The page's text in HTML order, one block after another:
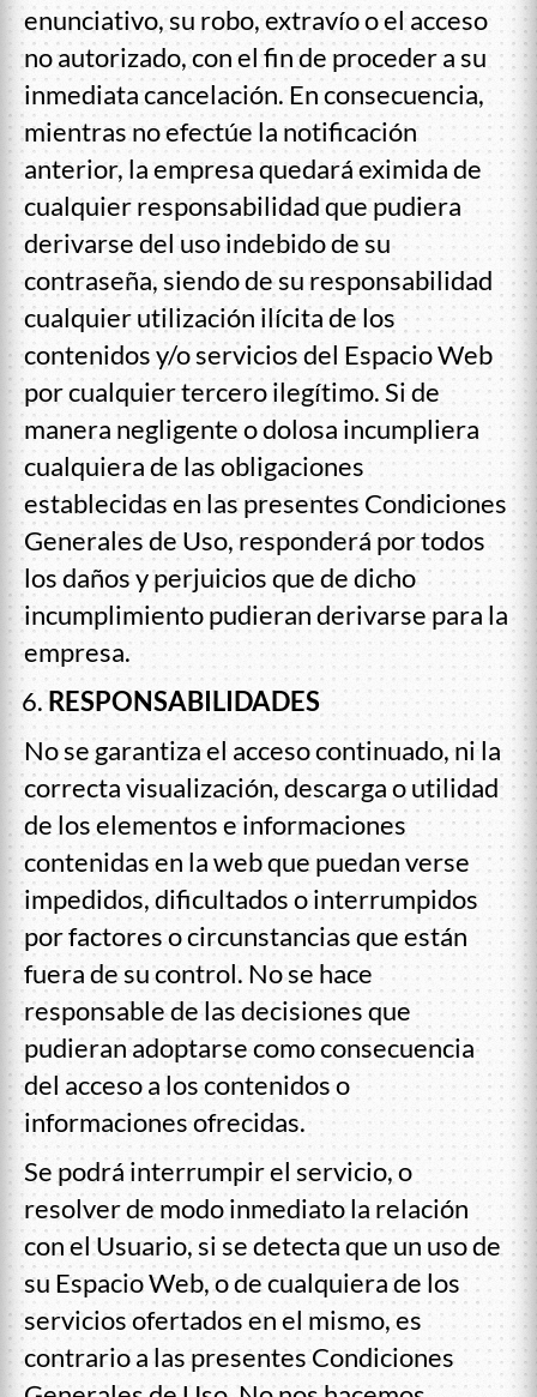
enunciativo, su robo, extravío o el acceso
no autorizado, con el fin de proceder a su
inmediata cancelación. En consecuencia,
mientras no efectúe la notificación
anterior, la empresa quedará eximida de
cualquier responsabilidad que pudiera
derivarse del uso indebido de su
contraseña, siendo de su responsabilidad
cualquier utilización ilícita de los
contenidos y/o servicios del Espacio Web
por cualquier tercero ilegítimo. Si de
manera negligente o dolosa incumpliera
cualquiera de las obligaciones
establecidas en las presentes Condiciones
Generales de Uso, responderá por todos
los daños y perjuicios que de dicho
incumplimiento pudieran derivarse para la
empresa.
RESPONSABILIDADES
No se garantiza el acceso continuado, ni la
correcta visualización, descarga o utilidad
de los elementos e informaciones
contenidas en la web que puedan verse
impedidos, dificultados o interrumpidos
por factores o circunstancias que están
fuera de su control. No se hace
responsable de las decisiones que
pudieran adoptarse como consecuencia
del acceso a los contenidos o
informaciones ofrecidas.
Se podrá interrumpir el servicio, o
resolver de modo inmediato la relación
con el Usuario, si se detecta que un uso de
su Espacio Web, o de cualquiera de los
servicios ofertados en el mismo, es
contrario a las presentes Condiciones